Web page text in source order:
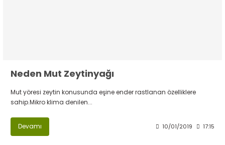
Neden Mut Zeytinyağı
Mut yöresi zeytin konusunda eşine ender rastlanan özelliklere
sahip.Mikro klima denilen...
Devamı 10/01/2019 17:15